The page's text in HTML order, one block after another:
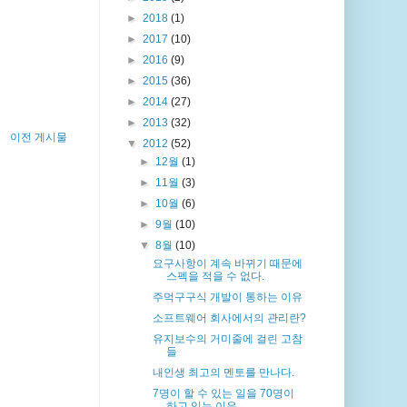
이전 게시물
► 2018 (1)
► 2017 (10)
► 2016 (9)
► 2015 (36)
► 2014 (27)
► 2013 (32)
▼ 2012 (52)
► 12월 (1)
► 11월 (3)
► 10월 (6)
► 9월 (10)
▼ 8월 (10)
요구사항이 계속 바뀌기 때문에
스펙을 적을 수 없다.
주먹구구식 개발이 통하는 이유
소프트웨어 회사에서의 관리란?
유지보수의 거미줄에 걸린 고참
들
내인생 최고의 멘토를 만나다.
7명이 할 수 있는 일을 70명이